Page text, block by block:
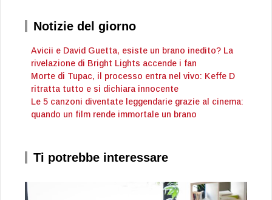
Notizie del giorno
Avicii e David Guetta, esiste un brano inedito? La
rivelazione di Bright Lights accende i fan
Morte di Tupac, il processo entra nel vivo: Keffe D
ritratta tutto e si dichiara innocente
Le 5 canzoni diventate leggendarie grazie al cinema:
quando un film rende immortale un brano
Ti potrebbe interessare